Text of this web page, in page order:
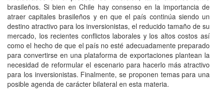
brasileños. Si bien en Chile hay consenso en la importancia de
atraer capitales brasileños y en que el país continúa siendo un
destino atractivo para los inversionistas, el reducido tamaño de su
mercado, los recientes conflictos laborales y los altos costos así
como el hecho de que el país no esté adecuadamente preparado
para convertirse en una plataforma de exportaciones plantean la
necesidad de reformular el escenario para hacerlo más atractivo
para los inversionistas. Finalmente, se proponen temas para una
posible agenda de carácter bilateral en esta materia.